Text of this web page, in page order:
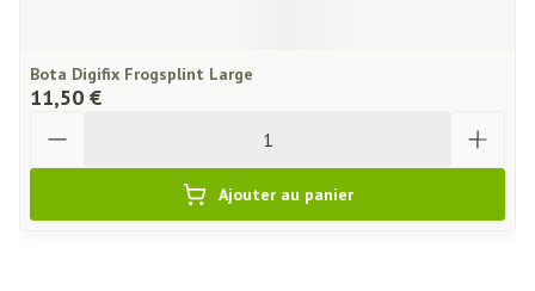
Bota Digifix Frogsplint Large
11,50 €
Ajouter au panier